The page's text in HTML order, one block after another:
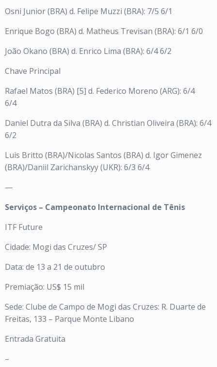
Osni Junior (BRA) d. Felipe Muzzi (BRA): 7/5 6/1
Enrique Bogo (BRA) d. Matheus Trevisan (BRA): 6/1 6/0
João Okano (BRA) d. Enrico Lima (BRA): 6/4 6/2
Chave Principal
Rafael Matos (BRA) [5] d. Federico Moreno (ARG): 6/4
6/4
Daniel Dutra da Silva (BRA) d. Christian Oliveira (BRA): 6/4
6/2
Luis Britto (BRA)/Nicolas Santos (BRA) d. Igor Gimenez
(BRA)/Daniil Zarichanskyy (UKR): 6/3 6/4
—
Serviços – Campeonato Internacional de Tênis
ITF Future
Cidade: Mogi das Cruzes/ SP
Data: de 13 a 21 de outubro
Premiação: US$ 15 mil
Sede: Clube de Campo de Mogi das Cruzes: R. Duarte de
Freitas, 133 – Parque Monte Libano
Entrada Gratuita
–